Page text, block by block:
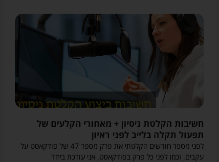
חשיבות הקלטת ניסיון + מאחורי הקלעים של
תפעול תקלה בלייב לפני ראיון
לפני מספר חודשים הקלטתי את פרק מספר 47 של פודקאסט על
עקבים, וכמו לפני כל פרק בפודקאסט, אני עורכת ביחד